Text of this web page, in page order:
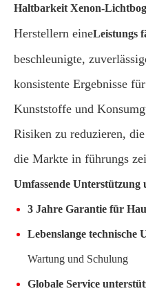
Haltbarkeit Xenon-
Herstellern eineLeistungs
beschleunigte,
konsistente Ergebnisse
Kunststoffe und
Risiken zu reduzieren,
die Markte in führungs
Umfassende Unterstützung
3 Jahre Garantie für
Lebenslange technische
Wartung und Schulung
Globale Service